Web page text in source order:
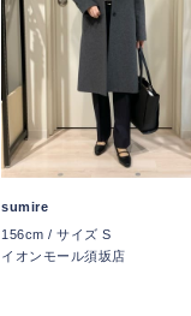
sumire
156cm / サイズ S
イオンモール須坂店